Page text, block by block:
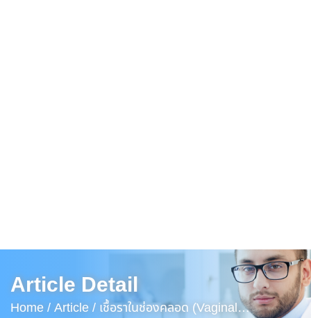
Article Detail
Home /Article / เชื้อราในช่องคลอด (Vaginal